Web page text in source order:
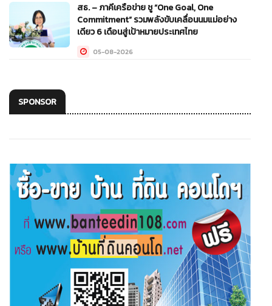
สธ. – ภาคีเครือข่าย ชู “One Goal, One
Commitment” รวมพลังขับเคลื่อนนมแม่อย่าง
เดียว 6 เดือนสู่เป้าหมายประเทศไทย
05-08-2026
SPONSOR